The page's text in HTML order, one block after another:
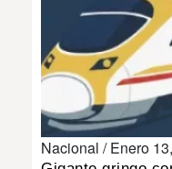
POLÍTICA
DEPORTES
Nacional /Enero